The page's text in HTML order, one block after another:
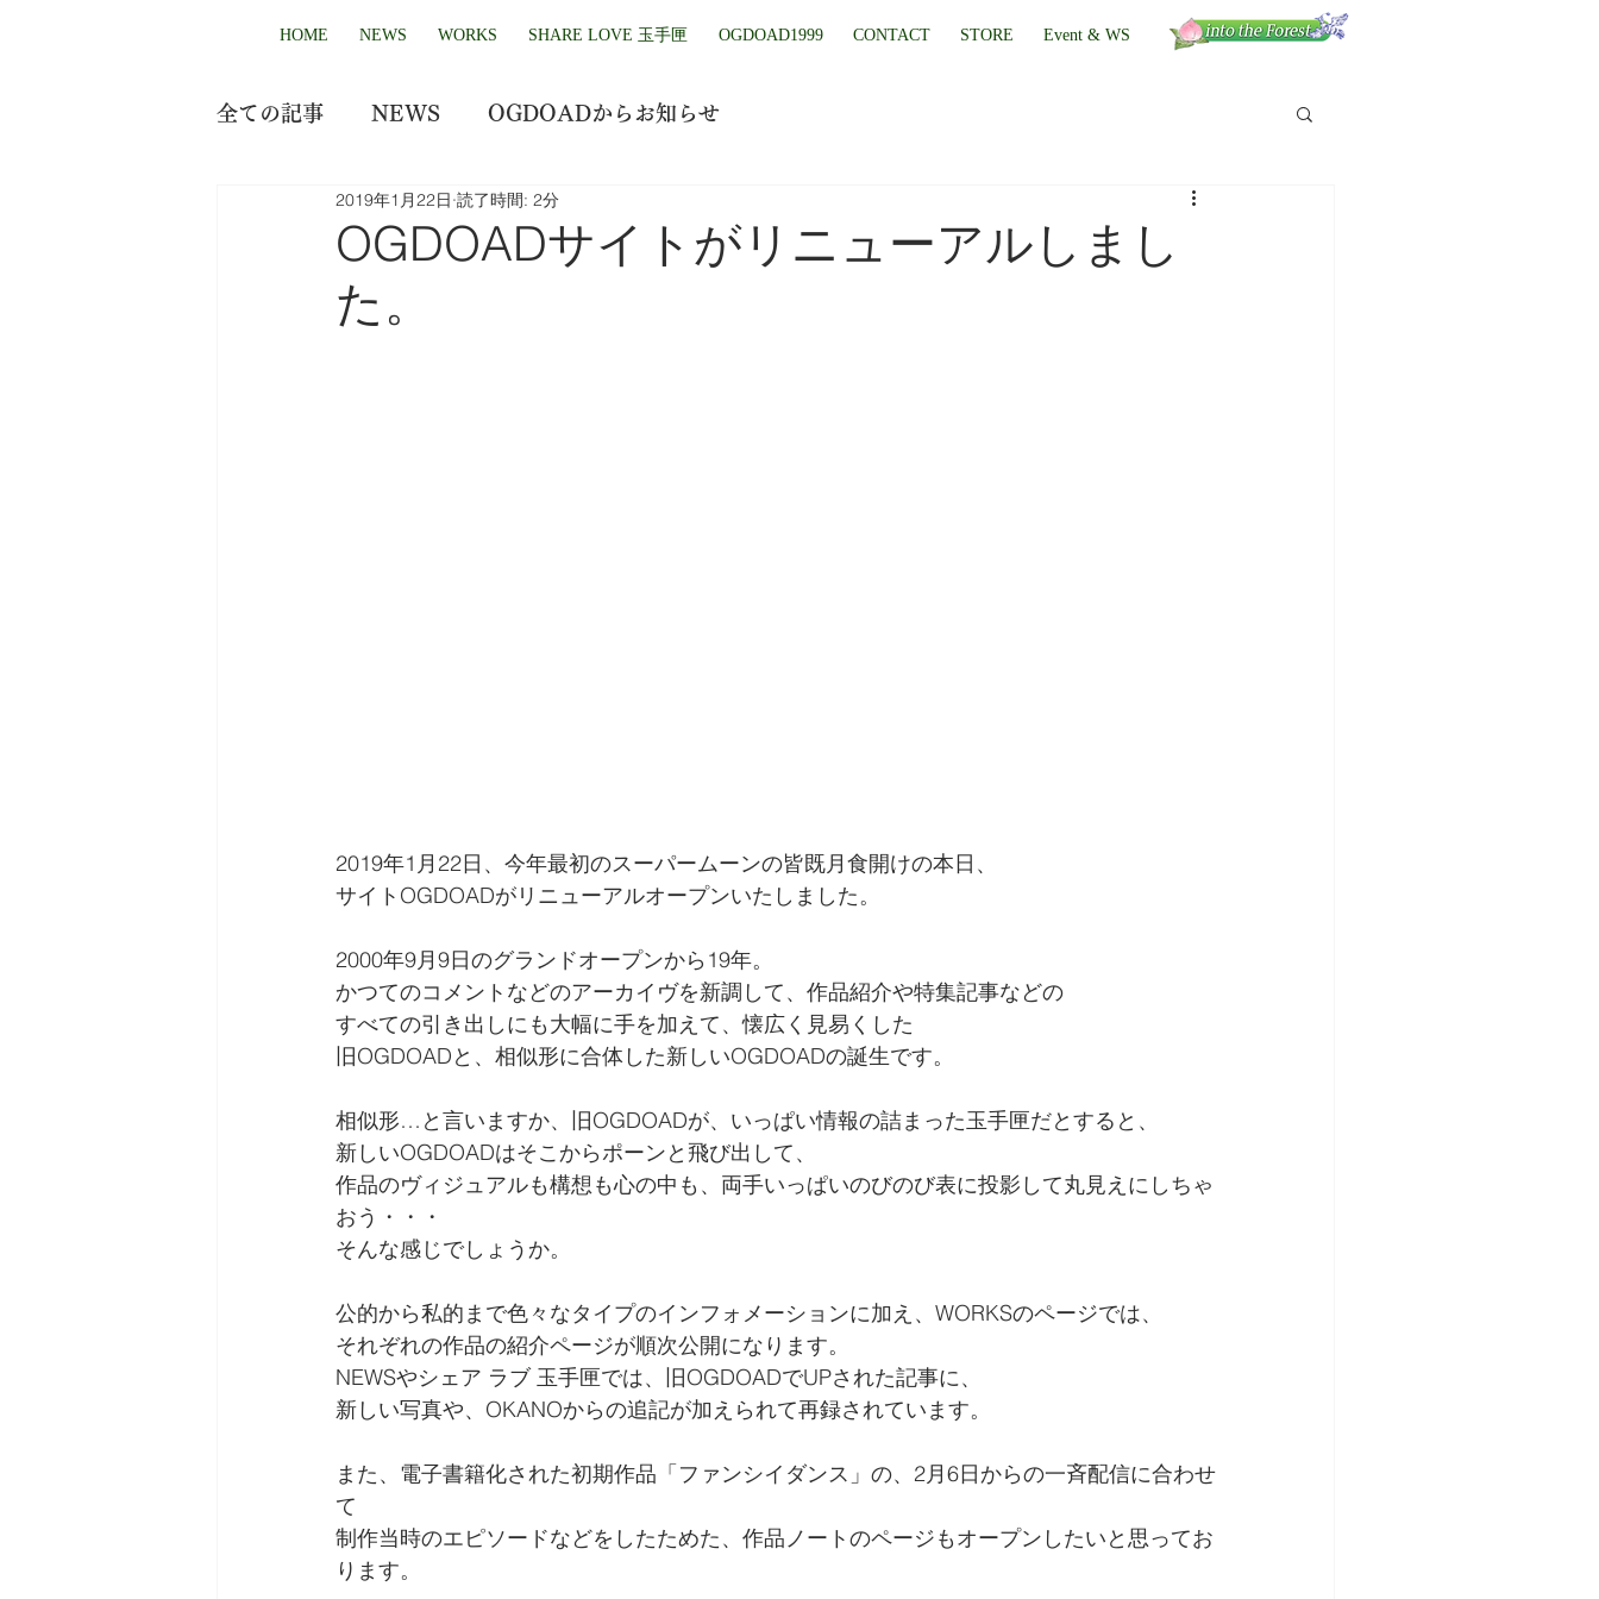
HOME NEWS WORKS SHARE LOVE 玉手匣 OGDOAD1999 CONTACT STORE Event & WS
全ての記事 NEWS OGDOADからお知らせ
OGDOADサイトがリニューアルしまし
た。
2019年1月22日 読了時間: 2分
2019年1月22日、今年最初のスーパームーンの皆既月食開けの本日、
サイトOGDOADがリニューアルオープンいたしました。
2000年9月9日のグランドオープンから19年。
かつてのコメントなどのアーカイヴを新調して、作品紹介や特集記事などの
すべての引き出しにも大幅に手を加えて、懐広く見易くした
旧OGDOADと、相似形に合体した新しいOGDOADの誕生です。
相似形…と言いますか、旧OGDOADが、いっぱい情報の詰まった玉手匣だとすると、
新しいOGDOADはそこからポーンと飛び出して、
作品のヴィジュアルも構想も心の中も、両手いっぱいのびのび表に投影して丸見えにしちゃ
おう・・・
そんな感じでしょうか。
公的から私的まで色々なタイプのインフォメーションに加え、WORKSのページでは、
それぞれの作品の紹介ページが順次公開になります。
NEWSやシェア ラブ 玉手匣では、旧OGDOADでUPされた記事に、
新しい写真や、OKANOからの追記が加えられて再録されています。
また、電子書籍化された初期作品「ファンシイダンス」の、2月6日からの一斉配信に合わせ
て
制作当時のエピソードなどをしたためた、作品ノートのページもオープンしたいと思ってお
ります。